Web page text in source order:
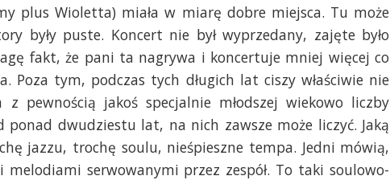
plus Wioletta) miała w miarę dobre miejsca. Tu może
były puste. Koncert nie był wyprzedany, zajęte było
fakt, że pani ta nagrywa i koncertuje mniej więcej co
tym, podczas tych długich lat ciszy właściwie nie
pewnością jakoś specjalnie młodszej wiekowo liczby
dwudziestu lat, na nich zawsze może liczyć. Jaką
jazzu, trochę soulu, nieśpieszne tempa. Jedni mówią,
melodiami serwowanymi przez zespół. To taki soulowo-